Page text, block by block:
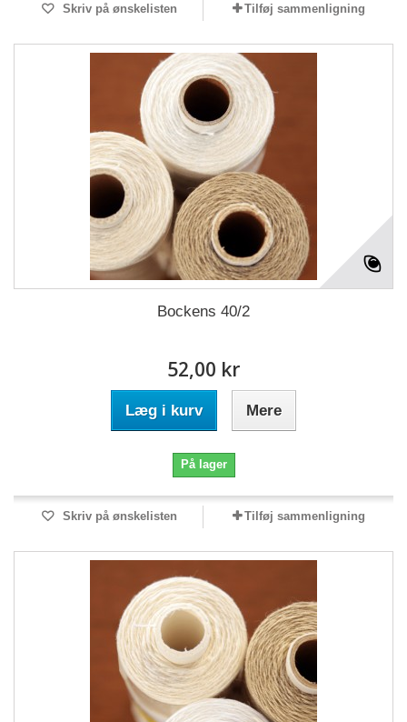
Skriv på ønskelisten Tilføj sammenligning
Bockens 40/2
52,00 kr
Læg i kurv Mere
På lager
Skriv på ønskelisten Tilføj sammenligning